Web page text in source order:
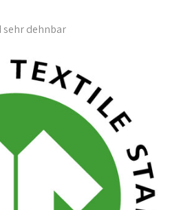
sehr dehnbar